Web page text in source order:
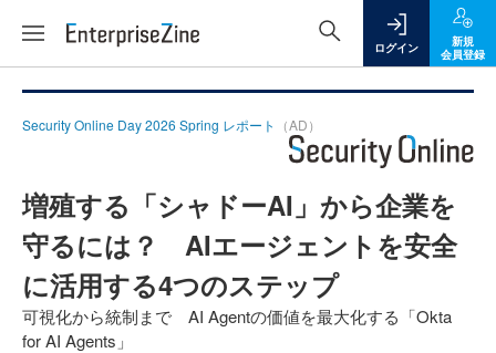
ログイン
新規
会員登録
Security Online Day 2026 Spring レポート （AD）
増殖する「シャドーAI」から企業を
守るには？ AIエージェントを安全
に活用する4つのステップ
可視化から統制まで AI Agentの価値を最大化する「Okta
for AI Agents」